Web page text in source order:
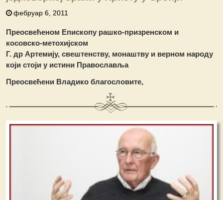
фебруар 6, 2011
Преосвећеном Епископу рашко-призренском и
косовско-метохијском
Г. др Артемију, свештенству, монаштву и верном народу
који стоји у истини Πравославља
Преосвећени Владико благословите,